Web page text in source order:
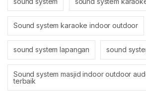
Sound system karaoke indoor outdoor
sound system lapangan sound
Sound system masjid indoor outdoor
terbaik